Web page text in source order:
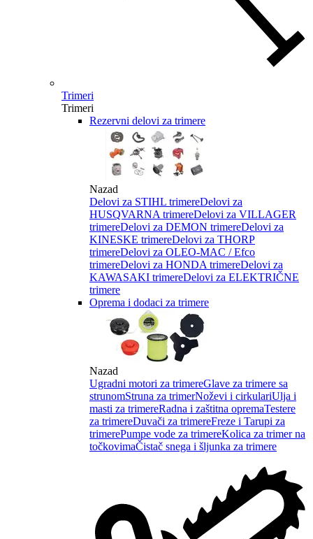
Trimeri
Trimeri
Rezervni delovi za trimere
Nazad
Delovi za STIHL trimereDelovi za
HUSQVARNA trimereDelovi za VILLAGER
trimereDelovi za DEMON trimereDelovi za
KINESKE trimereDelovi za THORP
trimereDelovi za OLEO-MAC / Efco
trimereDelovi za HONDA trimereDelovi za
KAWASAKI trimereDelovi za ELEKTRIČNE
trimere
Oprema i dodaci za trimere
Nazad
Ugradni motori za trimereGlave za trimere sa
strunomStruna za trimerNoževi i cirkulariUlja i
masti za trimereRadna i zaštitna opremaTestere
za trimereDuvači za trimereFreze i Tarupi za
trimerePumpe vode za trimereKolica za trimer na
točkovimaČistač snega i šljunka za trimere